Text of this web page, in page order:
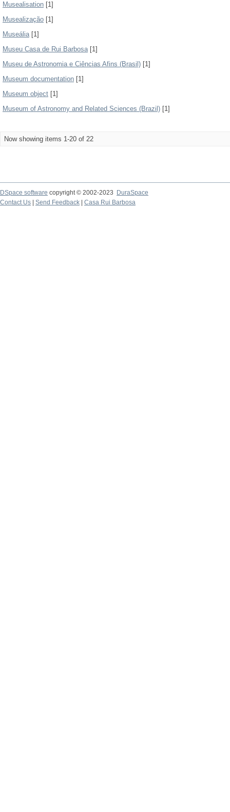
Musealisation [1]
Musealização [1]
Museália[1]
Museu Casa de Rui Barbosa[1]
Museu de Astronomia e Ciências Afins (Brasil) [1]
Museum documentation [1]
Museum object [1]
Museum of Astronomy and Related Sciences (Brazil) [1]
Now showing items 1-20 of 22
DSpace software copyright © 2002-2023
DuraSpace
Contact Us
Send Feedback Casa Rui Barbosa